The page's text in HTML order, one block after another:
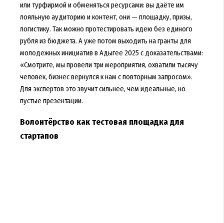
или турфирмой и обменяться ресурсами: вы даёте им
лояльную аудиторию и контент, они — площадку, призы,
логистику. Так можно протестировать идею без единого
рубля из бюджета. А уже потом выходить на гранты для
молодежных инициатив в Адыгее 2025 с доказательствами:
«Смотрите, мы провели три мероприятия, охватили тысячу
человек, бизнес вернулся к нам с повторным запросом».
Для экспертов это звучит сильнее, чем идеальные, но
пустые презентации.
Волонтёрство как тестовая площадка для
стартапов